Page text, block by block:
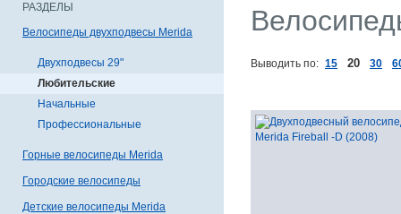
РАЗДЕЛЫ
Велосипеды двухподвесы Merida
Двухподвесы 29"
Любительские
Начальные
Профессиональные
Горные велосипеды Merida
Городские велосипеды
Детские велосипеды Merida
Выводить по: 15 20 30